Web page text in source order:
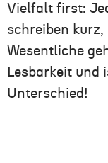
Vielfalt first:
schreiben kurz,
Wesentliche
Lesbarkeit und
Unterschied!